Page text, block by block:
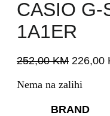
CASIO G-
1A1ER
252,00KM 226,00
Nema na zalihi
BRAND